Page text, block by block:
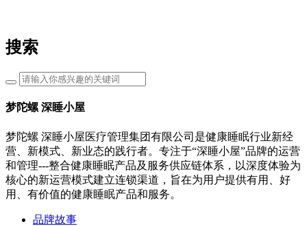
搜索
梦陀螺 深睡小屋
梦陀螺 深睡小屋医疗管理集团有限公司是健康睡眠行业新经
营、新模式、新业态的践行者。专注于“深睡小屋”品牌的运营
和管理---整合健康睡眠产品及服务供应链体系，以深度体验为
核心的新运营模式建立连锁渠道，旨在为用户提供有用、好
用、有价值的健康睡眠产品和服务。
品牌故事